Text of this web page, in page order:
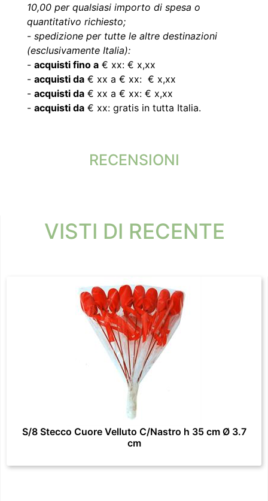
10,00 per qualsiasi importo di spesa o
quantitativo richiesto;
- spedizione per tutte le altre destinazioni
(esclusivamente Italia):
- acquisti fino a € xx: € x,xx
- acquisti da € xx a € xx: € x,xx
- acquisti da € xx a € xx: € x,xx
- acquisti da € xx: gratis in tutta Italia.
RECENSIONI
VISTI DI RECENTE
S/8 Stecco Cuore Velluto C/Nastro h 35 cm Ø 3.7
cm